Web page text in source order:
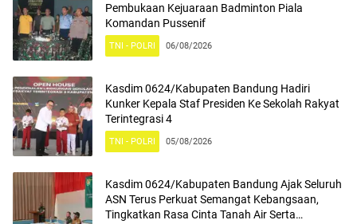
Pembukaan Kejuaraan Badminton Piala
Komandan Pussenif
TNI - POLRI 06/08/2026
Kasdim 0624/Kabupaten Bandung Hadiri
Kunker Kepala Staf Presiden Ke Sekolah Rakyat
Terintegrasi 4
TNI - POLRI 05/08/2026
Kasdim 0624/Kabupaten Bandung Ajak Seluruh
ASN Terus Perkuat Semangat Kebangsaan,
Tingkatkan Rasa Cinta Tanah Air Serta